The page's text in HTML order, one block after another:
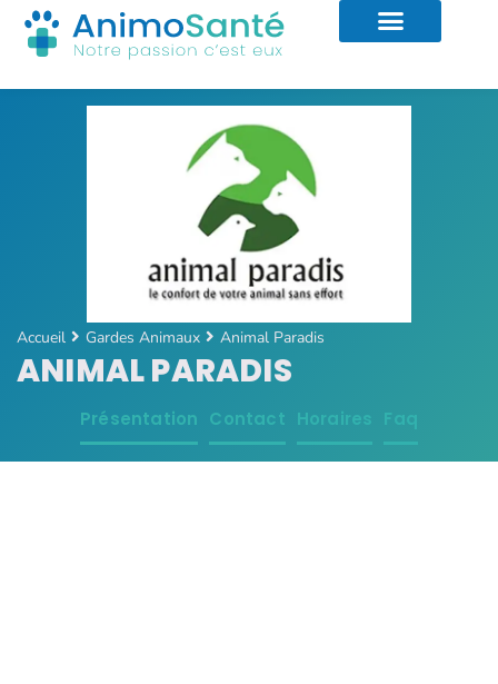
Accueil Gardes Animaux Animal Paradis
ANIMAL PARADIS
Présentation Contact Horaires Faq